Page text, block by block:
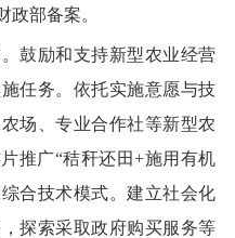
政部备案。
鼓励和支持新型农业经营
任务。依托实施意愿与技
场、专业合作社等新型农
推广“秸秆还田+施用有机
合技术模式。建立社会化
探索采取政府购买服务等